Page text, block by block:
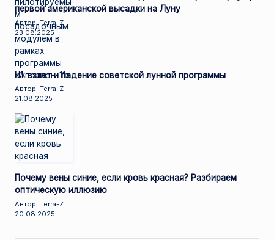
первой американской высадки на Луну
Автор: Terra-Z
23.08.2025
Н1: взлет и падение советской лунной программы
Автор: Terra-Z
21.08.2025
Почему вены синие, если кровь красная? Разбираем
оптическую иллюзию
Автор: Terra-Z
20.08.2025